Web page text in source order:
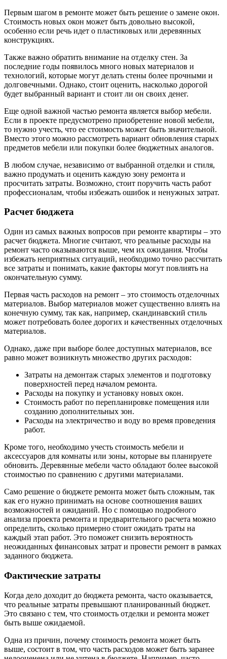
Первым шагом в ремонте может быть решение о замене окон.
Стоимость новых окон может быть довольно высокой,
особенно если речь идет о пластиковых или деревянных
конструкциях.
Также важно обратить внимание на отделку стен. За
последние годы появилось много новых материалов и
технологий, которые могут делать стены более прочными и
долговечными. Однако, стоит оценить, насколько дорогой
будет выбранный вариант и стоит ли он своих денег.
Еще одной важной частью ремонта является выбор мебели.
Если в проекте предусмотрено приобретение новой мебели,
то нужно учесть, что ее стоимость может быть значительной.
Вместо этого можно рассмотреть вариант обновления старых
предметов мебели или покупки более бюджетных аналогов.
В любом случае, независимо от выбранной отделки и стиля,
важно продумать и оценить каждую зону ремонта и
просчитать затраты. Возможно, стоит поручить часть работ
профессионалам, чтобы избежать ошибок и ненужных затрат.
Расчет бюджета
Один из самых важных вопросов при ремонте квартиры – это
расчет бюджета. Многие считают, что реальные расходы на
ремонт часто оказываются выше, чем их ожидания. Чтобы
избежать неприятных ситуаций, необходимо точно рассчитать
все затраты и понимать, какие факторы могут повлиять на
окончательную сумму.
Первая часть расходов на ремонт – это стоимость отделочных
материалов. Выбор материалов может существенно влиять на
конечную сумму, так как, например, скандинавский стиль
может потребовать более дорогих и качественных отделочных
материалов.
Однако, даже при выборе более доступных материалов, все
равно может возникнуть множество других расходов:
Затраты на демонтаж старых элементов и подготовку
поверхностей перед началом ремонта.
Расходы на покупку и установку новых окон.
Стоимость работ по перепланировке помещения или
созданию дополнительных зон.
Расходы на электричество и воду во время проведения
работ.
Кроме того, необходимо учесть стоимость мебели и
аксессуаров для комнаты или зоны, которые вы планируете
обновить. Деревянные мебели часто обладают более высокой
стоимостью по сравнению с другими материалами.
Само решение о бюджете ремонта может быть сложным, так
как его нужно принимать на основе соотношения ваших
возможностей и ожиданий. Но с помощью подробного
анализа проекта ремонта и предварительного расчета можно
определить, сколько примерно стоит ожидать траты на
каждый этап работ. Это поможет снизить вероятность
неожиданных финансовых затрат и провести ремонт в рамках
заданного бюджета.
Фактические затраты
Когда дело доходит до бюджета ремонта, часто оказывается,
что реальные затраты превышают планированный бюджет.
Это связано с тем, что стоимость отделки и ремонта может
быть выше ожидаемой.
Одна из причин, почему стоимость ремонта может быть
выше, состоит в том, что часть расходов может быть заранее